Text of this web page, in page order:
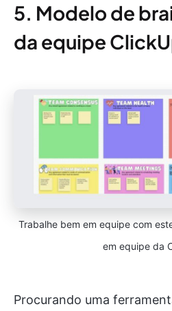
5. Modelo de
da equipe
Trabalhe bem em equipe com
em equipe da
Procurando uma